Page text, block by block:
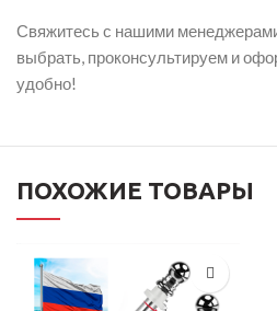
Свяжитесь с нашими
выбрать, проконсультируем и
удобно!
ПОХОЖИЕ ТОВАРЫ